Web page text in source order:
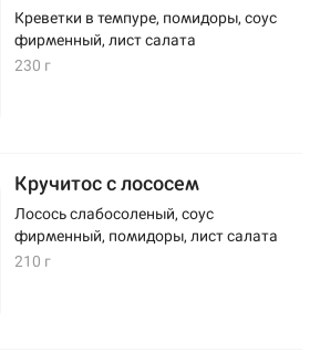
Креветки в темпуре, помидоры, соус
фирменный, лист салата
230 г
Кручитос с лососем
Лосось слабосоленый, соус
фирменный, помидоры, лист салата
210 г